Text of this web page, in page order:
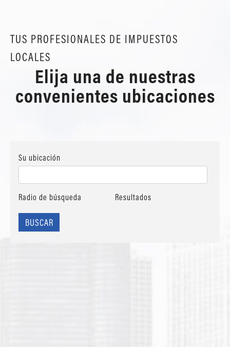
TUS PROFESIONALES DE IMPUESTOS
LOCALES
Elija una de nuestras
convenientes ubicaciones
Su ubicación
Radio de búsqueda Resultados